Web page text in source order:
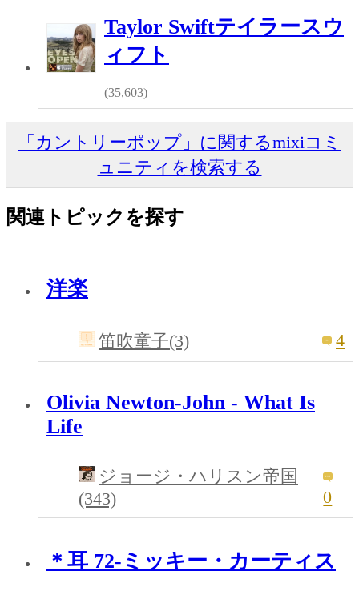
Taylor Swiftテイラースウ
ィフト
(35,603)
「カントリーポップ」に関するmixiコミ
ュニティを検索する
関連トピックを探す
洋楽
笛吹童子(3) 4
Olivia Newton-John - What Is
Life
ジョージ・ハリスン帝国
(343)
0
＊耳 72-ミッキー・カーティス